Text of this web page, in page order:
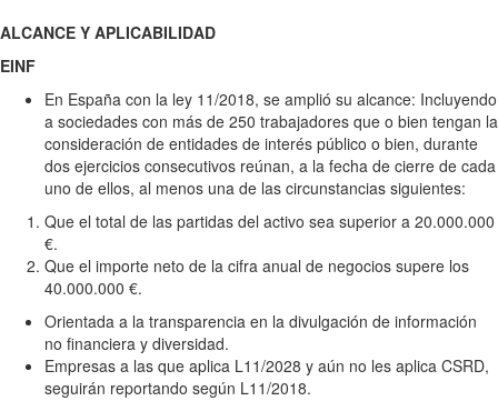
ALCANCE Y APLICABILIDAD
EINF
En España con la ley 11/2018, se amplió su alcance: Incluyendo
a sociedades con más de 250 trabajadores que o bien tengan la
consideración de entidades de interés público o bien, durante
dos ejercicios consecutivos reúnan, a la fecha de cierre de cada
uno de ellos, al menos una de las circunstancias siguientes:
Que el total de las partidas del activo sea superior a 20.000.000
€.
Que el importe neto de la cifra anual de negocios supere los
40.000.000 €.
Orientada a la transparencia en la divulgación de información
no financiera y diversidad.
Empresas a las que aplica L11/2028 y aún no les aplica CSRD,
seguirán reportando según L11/2018.